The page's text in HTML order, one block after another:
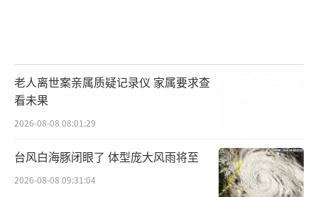
老人离世案亲属质疑记录仪 家属要求查
看未果
2026-08-08 08:01:29
台风白海豚闭眼了 体型庞大风雨将至
2026-08-08 09:31:04